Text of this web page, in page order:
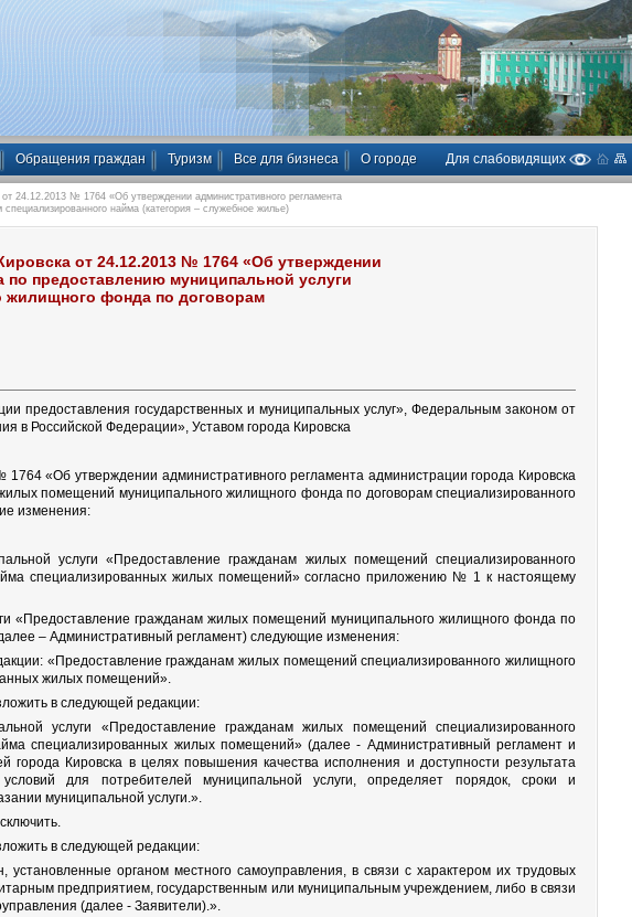
Обращения граждан Туризм Все для бизнеса О городе Для слабовидящих
24.12.2013 № 1764 «Об утверждении административного регламента
найма (категория – служебное жилье)
от 24.12.2013 № 1764 «Об утверждении
по предоставлению муниципальной услуги
жилищного фонда по договорам
предоставления государственных и муниципальных услуг», Федеральным законом от
в Российской Федерации», Уставом города Кировска
«Об утверждении административного регламента администрации города Кировска
помещений муниципального жилищного фонда по договорам специализированного
изменения:
услуги «Предоставление гражданам жилых помещений специализированного
специализированных жилых помещений» согласно приложению № 1 к настоящему
«Предоставление гражданам жилых помещений муниципального жилищного фонда по
– Административный регламент) следующие изменения:
«Предоставление гражданам жилых помещений специализированного жилищного
жилых помещений».
в следующей редакции:
услуги «Предоставление гражданам жилых помещений специализированного
специализированных жилых помещений» (далее - Административный регламент и
города Кировска в целях повышения качества исполнения и доступности результата
для потребителей муниципальной услуги, определяет порядок, сроки и
муниципальной услуги.».
в следующей редакции:
установленные органом местного самоуправления, в связи с характером их трудовых
предприятием, государственным или муниципальным учреждением, либо в связи
(далее - Заявители).».